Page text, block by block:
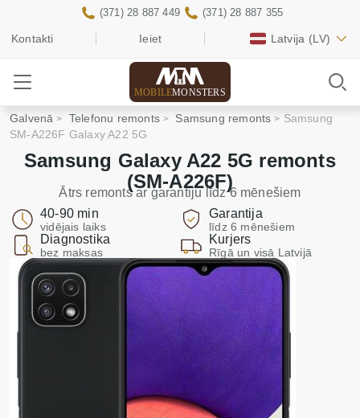
Kontakti Ieiet Latvija (LV)
(371) 28 887 449 (371) 28 887 355
MOBILEMONSTERS
Galvenā Telefonu remonts Samsung remonts
Samsung
SM-A226F Galaxy A22 5G
Samsung Galaxy A22 5G remonts
(SM-A226F)
Ātrs remonts ar garantiju līdz 6 mēnešiem
40-90 min
vidējais laiks
Garantija
līdz 6 mēnešiem
Diagnostika
bez maksas
Kurjers
Rīgā un visā Latvijā